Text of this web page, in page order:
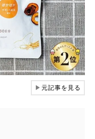
▶元記事を見る